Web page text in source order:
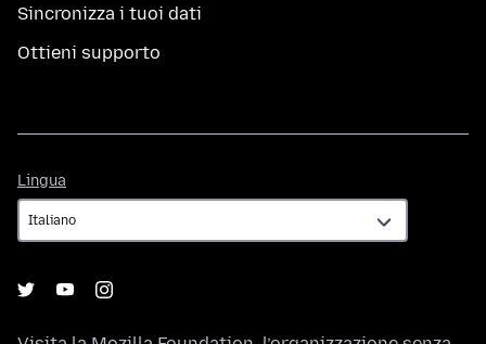
Sincronizza i tuoi dati
Ottieni supporto
Lingua